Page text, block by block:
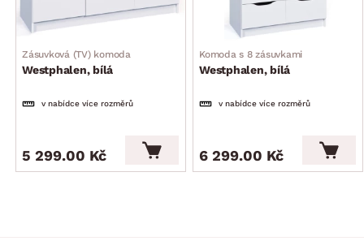
Zásuvková (TV) komoda
Westphalen, bílá
v nabídce více rozměrů
5 299.00 Kč
Komoda s 8 zásuvkami
Westphalen, bílá
v nabídce více rozměrů
6 299.00 Kč